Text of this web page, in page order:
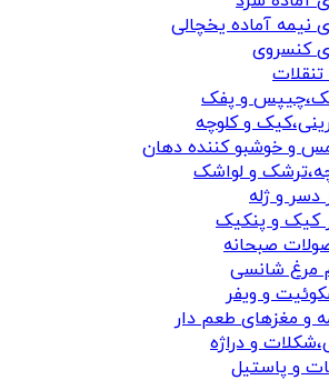
نیمه آماده یخچالی
کنسروی
و پفک
و کلوچه
و خوشبو کننده دهان
و لواشک
دسر و ژله
کیک و پنکیک
صبحانه
مرغ شانسی
و ویفر
و مغزهای طعم دار
و دراژه
و پاستیل